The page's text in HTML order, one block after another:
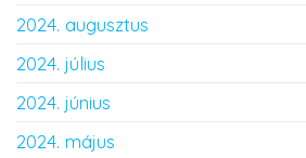
2024. augusztus
2024. július
2024. június
2024. május